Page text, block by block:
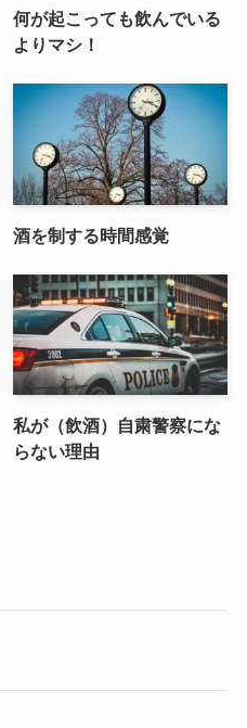
何が起こっても飲んでいる
よりマシ！
酒を制する時間感覚
私が（飲酒）自粛警察にな
らない理由